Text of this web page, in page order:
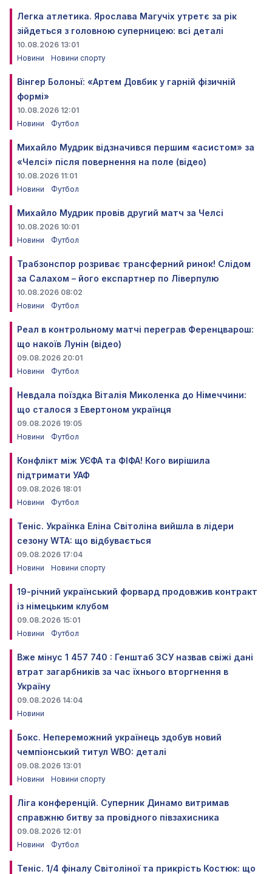
Легка атлетика. Ярослава Магучіх утретє за рік
зійдеться з головною суперницею: всі деталі
10.08.2026 13:01
Новини
Новини спорту
Вінгер Болоньї: «Артем Довбик у гарній фізичній
формі»
10.08.2026 12:01
Новини
Футбол
Михайло Мудрик відзначився першим «асистом» за
«Челсі» після повернення на поле (відео)
10.08.2026 11:01
Новини
Футбол
Михайло Мудрик провів другий матч за Челсі
10.08.2026 10:01
Новини
Футбол
Трабзонспор розриває трансферний ринок! Слідом
за Салахом – його експартнер по Ліверпулю
10.08.2026 08:02
Новини
Футбол
Реал в контрольному матчі переграв Ференцварош:
що накоїв Лунін (відео)
09.08.2026 20:01
Новини
Футбол
Невдала поїздка Віталія Миколенка до Німеччини:
що сталося з Евертоном українця
09.08.2026 19:05
Новини
Футбол
Конфлікт між УЄФА та ФІФА! Кого вирішила
підтримати УАФ
09.08.2026 18:01
Новини
Футбол
Теніс. Українка Еліна Світоліна вийшла в лідери
сезону WTA: що відбувається
09.08.2026 17:04
Новини
Новини спорту
19-річний український форвард продовжив контракт
із німецьким клубом
09.08.2026 15:01
Новини
Футбол
Вже мінус 1 457 740 : Генштаб ЗСУ назвав свіжі дані
втрат загарбників за час їхнього вторгнення в
Україну
09.08.2026 14:04
Новини
Бокс. Непереможний українець здобув новий
чемпіонський титул WBO: деталі
09.08.2026 13:01
Новини
Новини спорту
Ліга конференцій. Суперник Динамо витримав
справжню битву за провідного півзахисника
09.08.2026 12:01
Новини
Футбол
Теніс. 1/4 фіналу Світоліної та прикрість Костюк: що